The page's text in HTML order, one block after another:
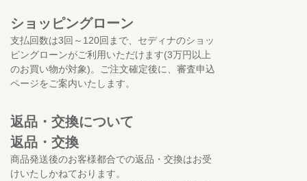
ショッピングローン
支払回数は3回～120回まで、セディナのショッ
ピングローンがご利用いただけます(3万円以上
のお買い物が対象)。ご注文確定後に、審査申込
ページをご案内いたします。
返品・交換について
返品・交換
商品発送後のお客様都合での返品・交換はお受
けいたしかねております。